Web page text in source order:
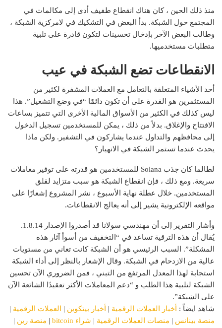
منذ ذلك الحين ، كان هناك انقطاع طفيف أدى إلى مكالمات في
المجتمع حول الشبكة. بدأ البعض في التشكيك في لامركزية الشبكة ،
وطالب البعض الآخر بإدخال تحسينات لتكون قادرة على تلبية
متطلبات مستخدميها.
الانقطاعات تضع الشبكة في عيب
أحد الأشياء المتعلقة بالتعامل مع العملات المشفرة لكثير من
المستثمرين هو القدرة على أن تكون دائمًا “في وضع التشغيل”. هذا
ليس كذلك في الكثير من الأسواق المالية الأخرى التي تتميز بساعات
الافتتاح والإغلاق. بدلاً من ذلك ، يمكن للمستخدمين تسجيل الدخول
إلى محافظهم والتداول عندما يشاركون في التشفير. ولكن ماذا
يحدث عندما تستمر الشبكة في الانهيار؟
لطالما كان جذب Solana للمستخدمين هو قدرته على توفير معاملات
سريعة. ومع ذلك ، فإن انقطاع الشبكة هو سبب متزايد لقلق
المستخدمين. خلال عطلة نهاية الأسبوع ، نشر المشروع إشعارًا على
مواقعه الإلكترونية يشير إلى أنه يعالج الانقطاعات.
وأشار التقرير إلى أن مهندسي سولانا قد أصدروا الإصدار 1.8.14.
يُقال أن هذه الترقية تساعد في “التخفيف من أسوأ آثار هذه
المشكلة”. السبب الرئيسي هو أن الشبكة كانت تعاني من مستويات
عالية من الازدحام في الشبكة. وقال الإشعار بالنظر إلى أداء الشبكة
استجابة لهذا المعدل المرتفع من التبني ، فمن الضروري الآن تحسين
الشبكة لتلبية هذا الطلب و “دعم المعاملات الأكثر تعقيدًا الشائعة الآن
على الشبكة”.
شاهد ايضاً : أخبار العملات الرقمية | أخبار بيتكوين | العملات الرقمية |
منصة بينانس | منصات العملات الرقمية | شراء bitcoin | منصة رين |